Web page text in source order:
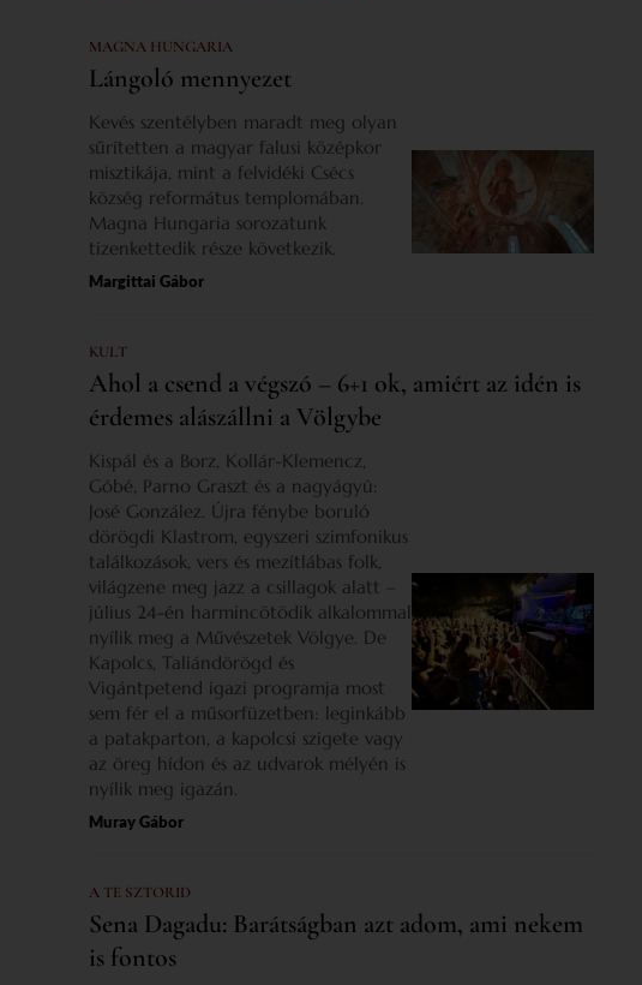
MAGNA HUNGARIA
Lángoló mennyezet
Kevés szentélyben maradt meg olyan
sűrítetten a magyar falusi középkor
misztikája, mint a felvidéki Csécs
község református templomában.
Magna Hungaria sorozatunk
tizenkettedik része következik.
Margittai Gábor
KULT
Ahol a csend a végszó – 6+1 ok, amiért az idén is
érdemes alászállni a Völgybe
Kispál és a Borz, Kollár-Klemencz,
Góbé, Parno Graszt és a nagyágyú:
José González. Újra fénybe boruló
dörögdi Klastrom, egyszeri szimfonikus
találkozások, vers és mezítlábas folk,
világzene meg jazz a csillagok alatt –
július 24-én harmincötödik alkalommal
nyílik meg a Művészetek Völgye. De
Kapolcs, Taliándörögd és
Vigántpetend igazi programja most
sem fér el a műsorfüzetben: leginkább
a patakparton, a kapolcsi szigete vagy
az öreg hídon és az udvarok mélyén is
nyílik meg igazán.
Muray Gábor
A TE SZTORID
Sena Dagadu: Barátságban azt adom, ami nekem
is fontos